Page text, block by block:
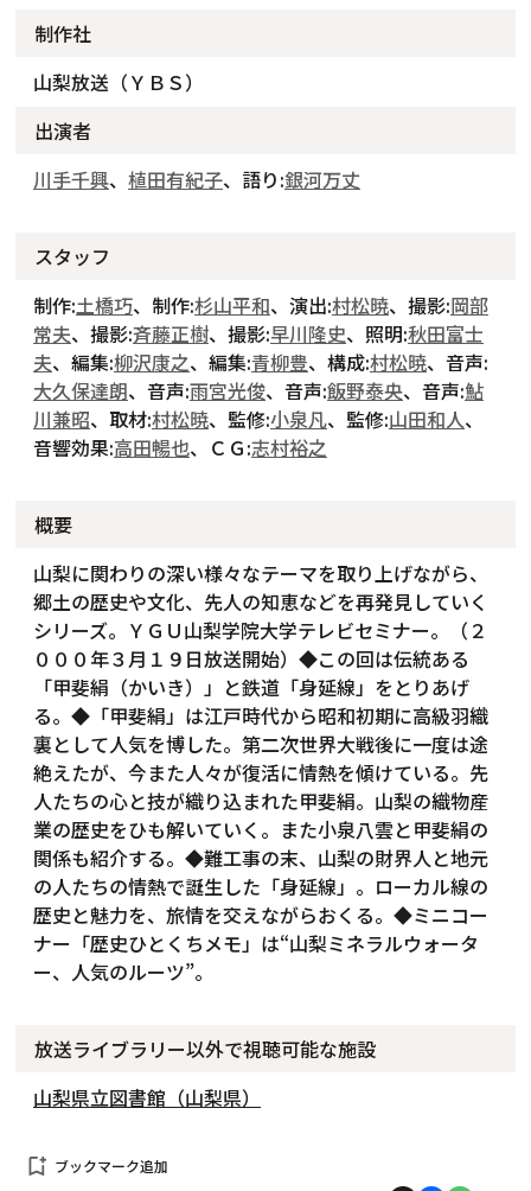
制作社
山梨放送（ＹＢＳ）
出演者
川手千興、 植田有紀子、語り:銀河万丈
スタッフ
制作:土橋巧、制作:杉山平和、演出:村松暁、撮影:岡部
常夫、撮影:斉藤正樹、撮影:早川隆史、照明:秋田富士
夫、編集:柳沢康之、編集:青柳豊、構成:村松暁、音声:
大久保達朗、音声:雨宮光俊、音声:飯野泰央、音声:鮎
川兼昭、取材:村松暁、監修:小泉凡、監修:山田和人、
音響効果:高田暢也、ＣＧ:志村裕之
概要
山梨に関わりの深い様々なテーマを取り上げながら、
郷土の歴史や文化、先人の知恵などを再発見していく
シリーズ。ＹＧＵ山梨学院大学テレビセミナー。（２
０００年３月１９日放送開始）◆この回は伝統ある
「甲斐絹（かいき）」と鉄道「身延線」をとりあげ
る。◆「甲斐絹」は江戸時代から昭和初期に高級羽織
裏として人気を博した。第二次世界大戦後に一度は途
絶えたが、今また人々が復活に情熱を傾けている。先
人たちの心と技が織り込まれた甲斐絹。山梨の織物産
業の歴史をひも解いていく。また小泉八雲と甲斐絹の
関係も紹介する。◆難工事の末、山梨の財界人と地元
の人たちの情熱で誕生した「身延線」。ローカル線の
歴史と魅力を、旅情を交えながらおくる。◆ミニコー
ナー「歴史ひとくちメモ」は“山梨ミネラルウォータ
ー、人気のルーツ”。
放送ライブラリー以外で視聴可能な施設
山梨県立図書館（山梨県）
bookmark_add ブックマーク追加